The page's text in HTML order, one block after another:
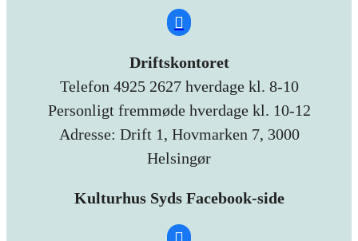
Driftskontoret
Telefon 4925 2627 hverdage kl. 8-10
Personligt fremmøde hverdage kl. 10-12
Adresse: Drift 1, Hovmarken 7, 3000
Helsingør
Kulturhus Syds Facebook-side